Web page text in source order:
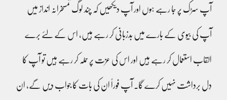
آپ سڑک پر جا رہے ہوں اور آپ دیکھیں کہ چند لوگ تمسخرانہ انداز میں
آپ کی بیوی کے بارے میں بدزبانی کر رہے ہیں، اس کے لئے برے
القاب استعمال کر رہے ہیں اور اس کی عزت پر حملہ کر رہے ہیں تو آپ کا
دِل برداشت نہیں کرے گا۔ آپ فوراً ان کی بات کا جواب دیں گے، ان